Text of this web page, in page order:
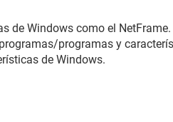
de Windows como el
programas y
de Windows.